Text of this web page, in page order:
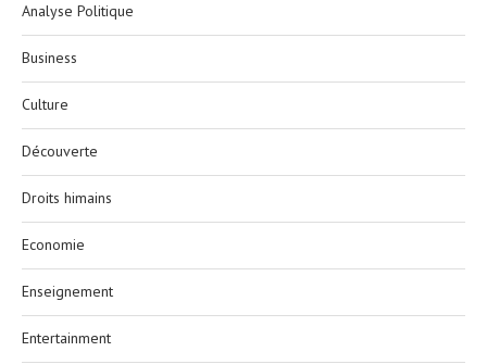
Analyse Politique
Business
Culture
Découverte
Droits himains
Economie
Enseignement
Entertainment